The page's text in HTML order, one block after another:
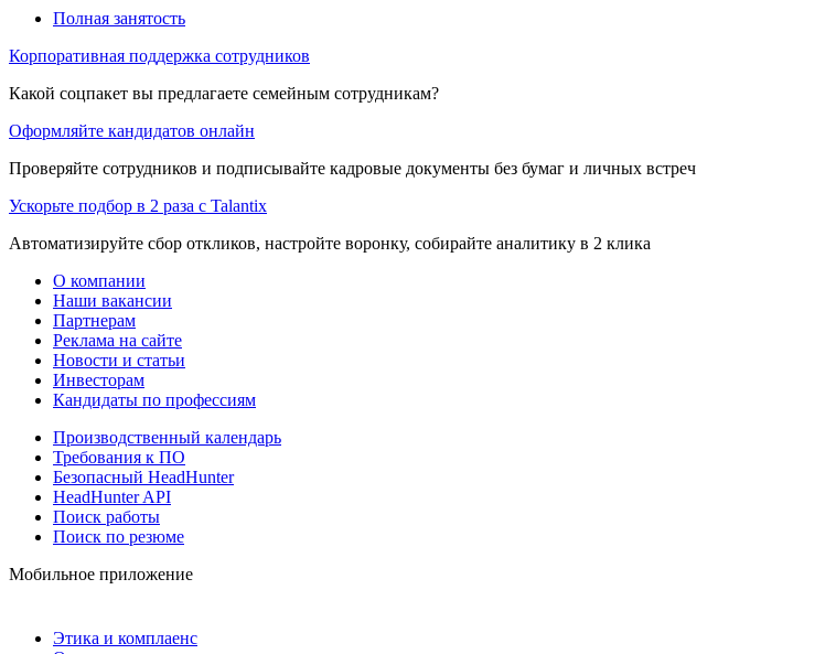
Полная занятость
Корпоративная поддержка сотрудников
Какой соцпакет вы предлагаете семейным сотрудникам?
Оформляйте кандидатов онлайн
Проверяйте сотрудников и подписывайте кадровые документы без бумаг и личных встреч
Ускорьте подбор в 2 раза с Talantix
Автоматизируйте сбор откликов, настройте воронку, собирайте аналитику в 2 клика
О компании
Наши вакансии
Партнерам
Реклама на сайте
Новости и статьи
Инвесторам
Кандидаты по профессиям
Производственный календарь
Требования к ПО
Безопасный HeadHunter
HeadHunter API
Поиск работы
Поиск по резюме
Мобильное приложение
Этика и комплаенс